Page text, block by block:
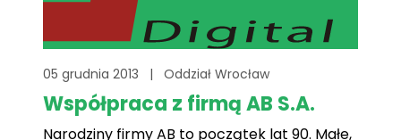
05 grudnia 2013 | Oddział Wrocław
Współpraca z firmą AB S.A.
Narodziny firmy AB to początek lat 90. Małe,